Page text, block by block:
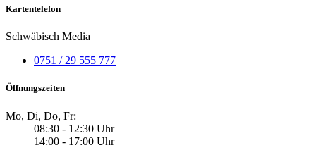
Kartentelefon
Schwäbisch Media
0751 / 29 555 777
Öffnungszeiten
Mo, Di, Do, Fr:
08:30 - 12:30 Uhr
14:00 - 17:00 Uhr